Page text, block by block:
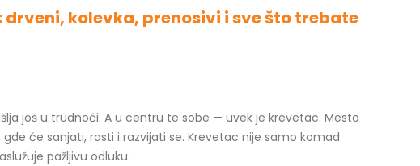
kolevka, prenosivi i sve što trebate
još u trudnoći. A u centru te sobe — uvek je krevetac. Mesto
će sanjati, rasti i razvijati se. Krevetac nije samo komad
pažljivu odluku.